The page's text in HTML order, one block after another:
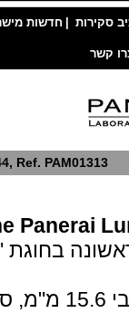
| חדשות מישראל |
44, Ref.
בחוגת
השעון זמין בפלדה בקוטר 44